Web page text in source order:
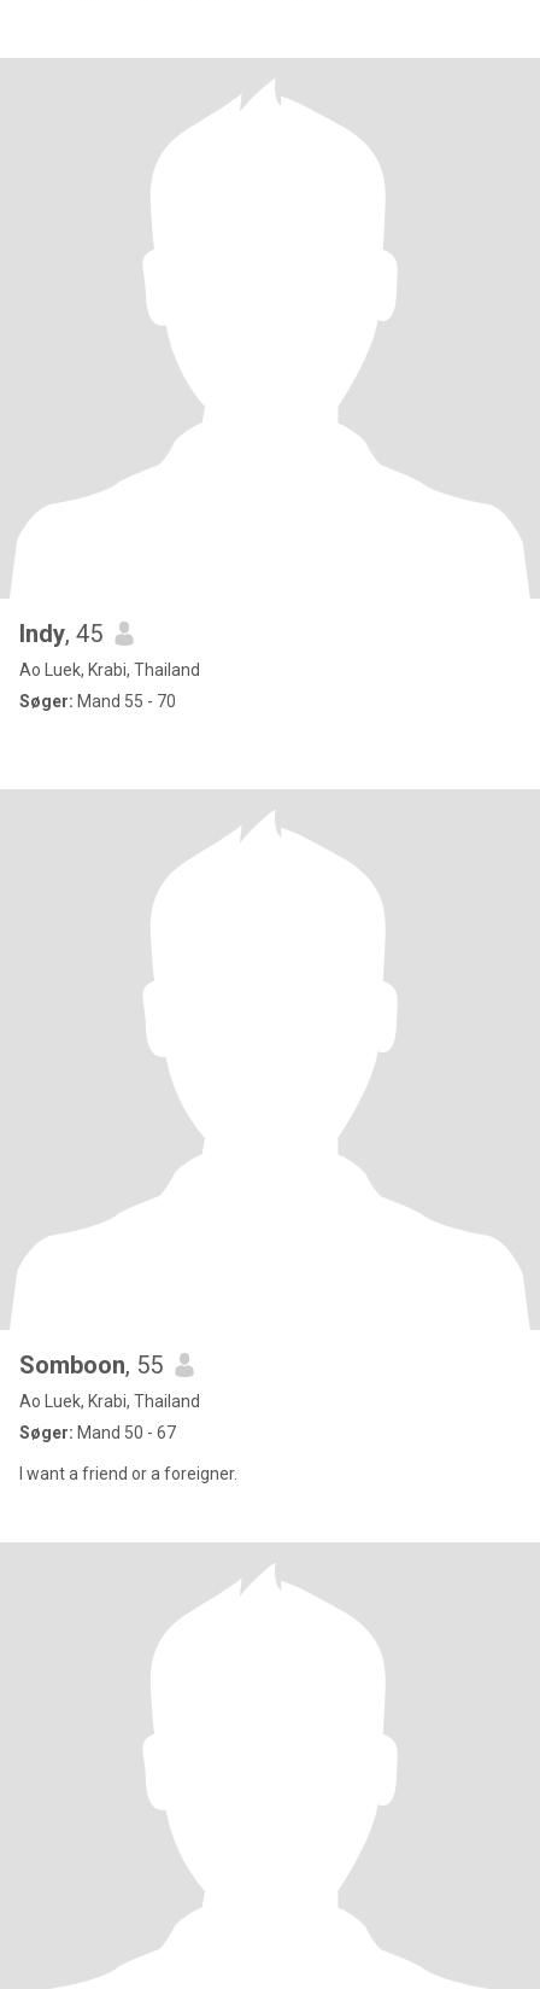
Indy, 45
Ao Luek, Krabi, Thailand
Søger: Mand 55 - 70
Somboon, 55
Ao Luek, Krabi, Thailand
Søger: Mand 50 - 67
I want a friend or a foreigner.